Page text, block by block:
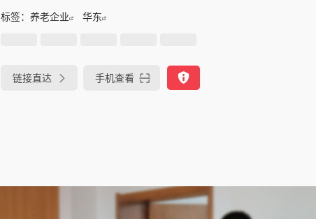
标签： 养老企业 华东
链接直达 手机查看